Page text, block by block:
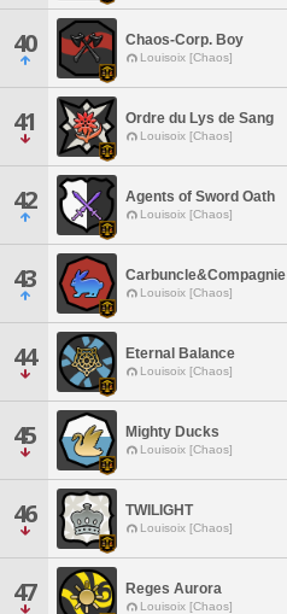
40 Chaos-Corp. Boy
Louisoix [Chaos]
41 Ordre du Lys de Sang
Louisoix [Chaos]
42 Agents of Sword Oath
Louisoix [Chaos]
43 Carbuncle&Compagnie
Louisoix [Chaos]
44 Eternal Balance
Louisoix [Chaos]
45 Mighty Ducks
Louisoix [Chaos]
46 TWILIGHT
Louisoix [Chaos]
47 Reges Aurora
Louisoix [Chaos]